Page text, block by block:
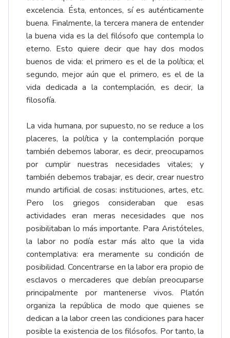
excelencia. Ésta, entonces, sí es auténticamente
buena. Finalmente, la tercera manera de entender
la buena vida es la del filósofo que contempla lo
eterno. Esto quiere decir que hay dos modos
buenos de vida: el primero es el de la política; el
segundo, mejor aún que el primero, es el de la
vida dedicada a la contemplación, es decir, la
filosofía.
La vida humana, por supuesto, no se reduce a los
placeres, la política y la contemplación porque
también debemos laborar, es decir, preocuparnos
por cumplir nuestras necesidades vitales; y
también debemos trabajar, es decir, crear nuestro
mundo artificial de cosas: instituciones, artes, etc.
Pero los griegos consideraban que esas
actividades eran meras necesidades que nos
posibilitaban lo más importante. Para Aristóteles,
la labor no podía estar más alto que la vida
contemplativa: era meramente su condición de
posibilidad. Concentrarse en la labor era propio de
esclavos o mercaderes que debían preocuparse
principalmente por mantenerse vivos. Platón
organiza la república de modo que quienes se
dedican a la labor creen las condiciones para hacer
posible la existencia de los filósofos. Por tanto, la